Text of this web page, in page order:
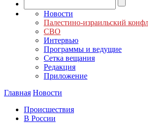
Новости
Палестино-израильский
СВО
Интервью
Программы и ведущие
Сетка вещания
Редакция
Приложение
Главная Новости
Происшествия
В России